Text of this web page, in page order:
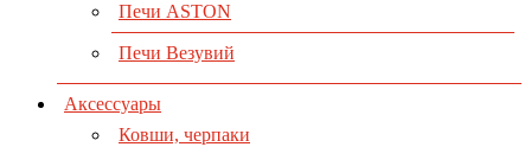
Печи ASTON
Печи Везувий
Аксессуары
Ковши, черпаки